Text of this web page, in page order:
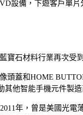
設備，下遊客戶單
寶石材料行業再次受
頭蓋和HOME
他智能手機元件製
年，曾是美國光